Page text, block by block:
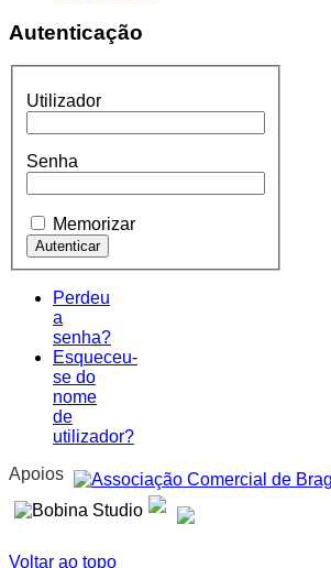
Autenticação
Utilizador
Senha
Memorizar
Perdeu
a
senha?
Esqueceu-
se do
nome
de
utilizador?
Apoios
Voltar ao topo